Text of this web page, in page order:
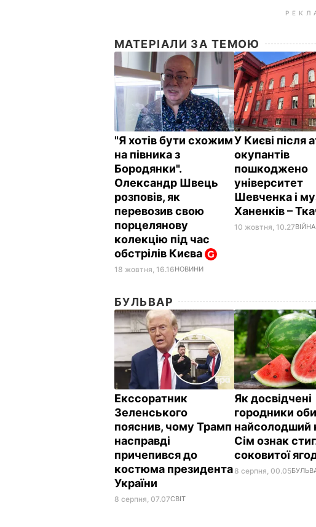
МАТЕРІАЛИ ЗА ТЕМОЮ
"Я хотів бути схожим
на півника з
Бородянки".
Олександр Швець
розповів, як
перевозив свою
порцелянову
колекцію під час
обстрілів Києва
18 жовтня, 16.16НОВИНИ
У Києві після
окупантів
пошкоджено
університет
Шевченка і
Ханенків –
10 жовтня, 10.27
БУЛЬВАР
Екссоратник
Зеленського
пояснив, чому Трамп
насправді
причепився до
костюма президента
України
8 серпня, 07.07СВІТ
Як досвідчені
городники
найсолодший
Сім ознак
соковитої
8 серпня, 00.05